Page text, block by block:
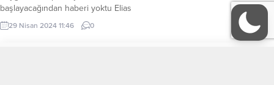
başlayacağından haberi yoktu Elias
Rukla’nın… … İnsan yalnız doğar,
kalabalıklar içinde yaşar ama yalnız
29 Nisan 2024 11:46 0
mutu bir çifttir. Bu mutlu evliliğin